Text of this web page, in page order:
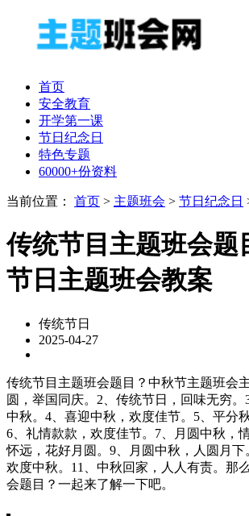
首页
安全教育
开学第一课
节日纪念日
特色专题
60000+份资料
当前位置： 首页 > 主题班会 > 节日纪念日
传统节目主题班会题
节日主题班会教案
传统节日
2025-04-27
传统节目主题班会题目？中秋节主题班会
圆，举国同庆。2、传统节日，回味无穷
中秋。4、喜迎中秋，欢度佳节。5、平分
6、礼情款款，欢度佳节。7、月圆中秋，
怀远，花好月圆。9、月圆中秋，人圆月下
欢度中秋。11、中秋回家，人人有责。那
会题目？一起来了解一下吧。